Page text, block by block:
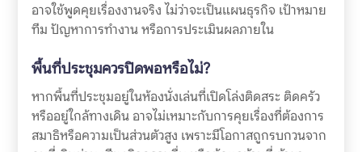
อาจใช้พูดคุยเรื่องงานจริง ไม่ว่าจะเป็นแผนธุรกิจ เป้าหมาย
ทีม ปัญหาการทำงาน หรือการประเมินผลภายใน
พื้นที่ประชุมควรปิดพอหรือไม่?
หากพื้นที่ประชุมอยู่ในห้องนั่งเล่นที่เปิดโล่งติดสระ ติดครัว
หรืออยู่ใกล้ทางเดิน อาจไม่เหมาะกับการคุยเรื่องที่ต้องการ
สมาธิหรือความเป็นส่วนตัวสูง เพราะมีโอกาสถูกรบกวนจาก